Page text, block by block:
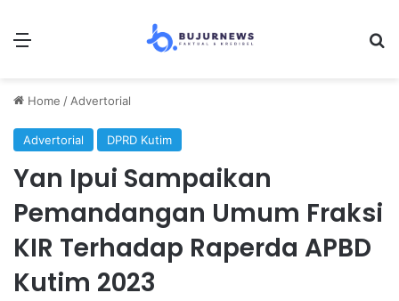
Home / Advertorial
Advertorial DPRD Kutim
Yan Ipui Sampaikan
Pemandangan Umum Fraksi
KIR Terhadap Raperda APBD
Kutim 2023